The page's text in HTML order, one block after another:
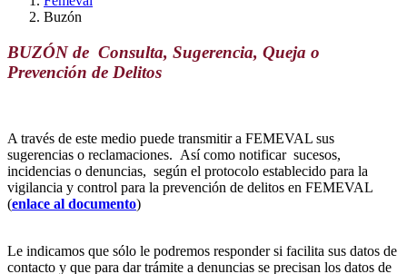
Buzón
BUZÓN de Consulta, Sugerencia, Queja o
Prevención de Delitos
A través de este medio puede transmitir a FEMEVAL sus
sugerencias o reclamaciones. Así como notificar sucesos,
incidencias o denuncias, según el protocolo establecido para la
vigilancia y control para la prevención de delitos en FEMEVAL
(enlace al documento)
Le indicamos que sólo le podremos responder si facilita sus datos de
contacto y que para dar trámite a denuncias se precisan los datos de